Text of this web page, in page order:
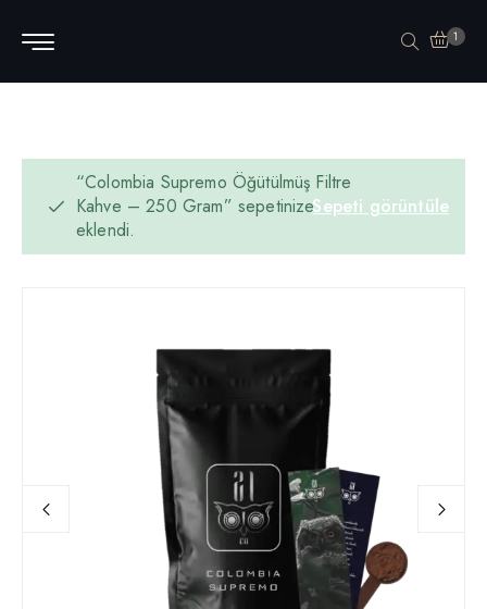
1
Sepeti görüntüle
“Colombia Supremo Öğütülmüş Filtre
Kahve – 250 Gram” sepetinize
eklendi.